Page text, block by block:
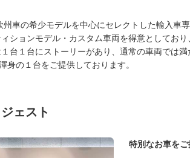
州車の希少モデルを中心にセレクトした輸入車専
ションモデル・カスタム車両を得意としており
台１台にストーリーがあり、通常の車両では満
の１台をご提供しております。
ェスト
特別なお車をご